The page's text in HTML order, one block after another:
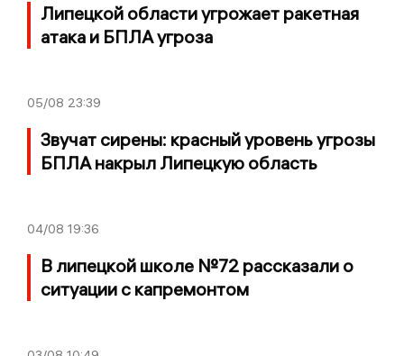
Липецкой области угрожает ракетная
атака и БПЛА угроза
05/08 23:39
Звучат сирены: красный уровень угрозы
БПЛА накрыл Липецкую область
04/08 19:36
В липецкой школе №72 рассказали о
ситуации с капремонтом